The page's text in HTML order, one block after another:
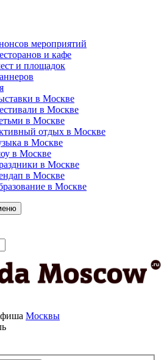
мероприятий
и кафе
и площадок
в Москве
в Москве
в Москве
отдых в Москве
в Москве
в Москве
в Москве
в Москве
в Москве
Москвы